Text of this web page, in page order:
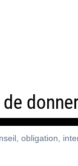
obligation,